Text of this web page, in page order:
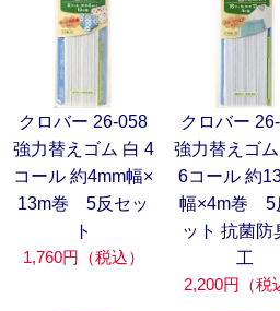
クロバー 26-058
強力替えゴム 白 4
コール 約4mm幅×
13m巻 5反セッ
ト
1,760円（税込）
クロバー
強力替えゴ
6コール 約
幅×4m巻 5
ット 抗菌防
工
2,200円（税